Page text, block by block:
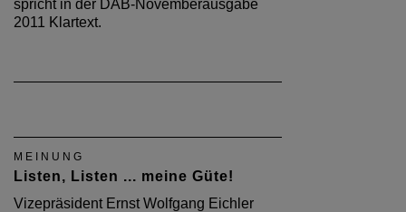
spricht in der DAB-Novemberausgabe
2011 Klartext.
MEINUNG
Listen, Listen ... meine Güte!
Vizepräsident Ernst Wolfgang Eichler